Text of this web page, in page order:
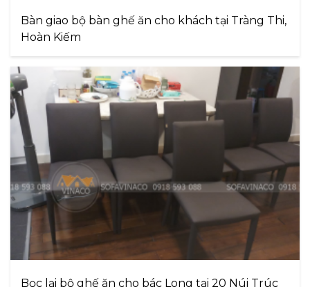
Bàn giao bộ bàn ghế ăn cho khách tại Tràng Thi,
Hoàn Kiếm
Bọc lại bộ ghế ăn cho bác Long tại 20 Núi Trúc